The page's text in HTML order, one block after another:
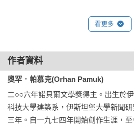
在這本小說中，帕慕克透過詩人之眼
角色，探討了孤寂與創作的連結、宗
立時而交錯的對話中，帕慕克為我們
化的窗口。
【名家推薦】
◎「《雪》不僅是個引人入勝、百轉
今非讀不可之作……對基本教義派作風
看更多
作者資料
奧罕．帕慕克(Orhan Pamuk)
二○○六年諾貝爾文學獎得主。出生於
科技大學建築系，伊斯坦堡大學新聞
三年。自一九七四年開始創作生涯，至